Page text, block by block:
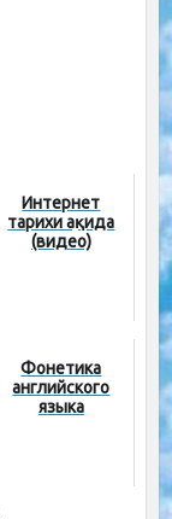
Интернет
тарихи ҳақида
(видео)
Фонетика
английского
языка